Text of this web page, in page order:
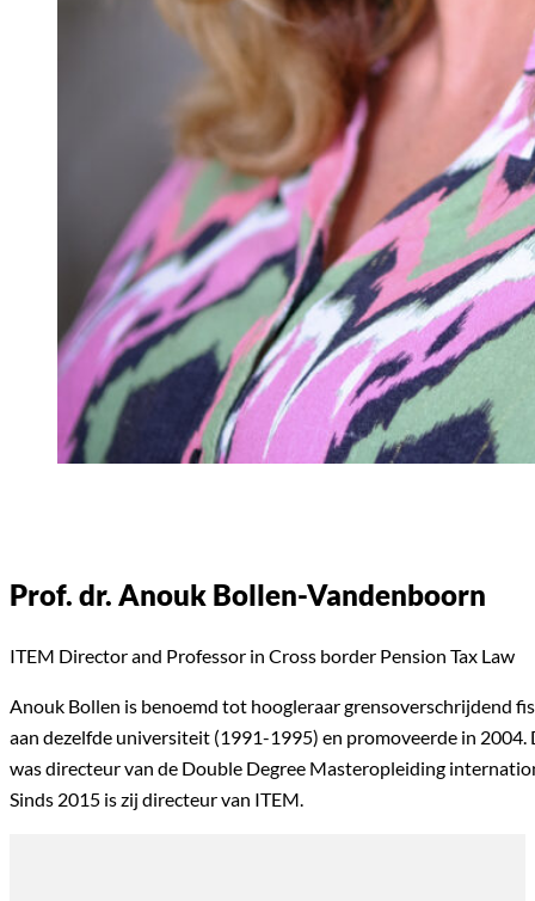
Prof. dr. Anouk Bollen-Vandenboorn
ITEM Director and Professor in Cross border Pension Tax Law
Anouk Bollen is benoemd tot hoogleraar grensoverschrijdend
aan dezelfde universiteit (1991-1995) en promoveerde in
was directeur van de Double Degree Masteropleiding
Sinds 2015 is zij directeur van ITEM.